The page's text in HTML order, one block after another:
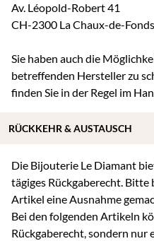
Av. Léopold-Robert 41
CH-2300 La Chaux-de-Fonds
Sie haben auch die
betreffenden Hersteller zu
finden Sie in der Regel im
Die Bijouterie Le Diamant
tägiges Rückgaberecht. Bitte
Artikel eine Ausnahme
Bei den folgenden Artikeln
Rückgaberecht, sondern
RÜCKKEHR & AUSTAUSCH